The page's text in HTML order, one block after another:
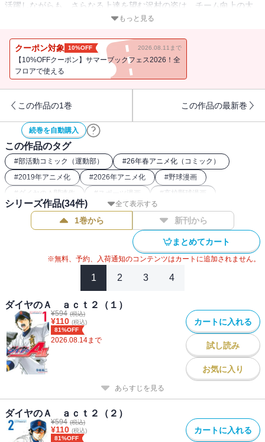
活躍しながらも、さらなる上達を望む沢村の姿は、チーム向上の大
きな原動力となっていた。一方、越えられない己の壁と向き合い、
もっと見る
クーポン対象 10%OFF 2026.08.11まで
【10%OFFクーポン】サマーブックフェス2026！全
フロアで使える
この作品の1巻 この作品の最新巻
続巻を自動購入
この作品のタグ
#部活動コミック（運動部） #26年春アニメ化（コミック）
#2019年アニメ化 #2026年アニメ化 #野球漫画
# ダイヤのＡ関連作 # スポーツ漫画 # 高校野球漫画
全て表示する
シリーズ作品(34件)
1巻から 新刊から
まとめてカート
※無料、予約、入荷通知のコンテンツはカートに追加されません。
1 2 3 4
ダイヤのＡ ａｃｔ２（１）
¥594 (税込)
¥110 (税込)
81%OFF
2026.08.14まで
カートに入れる
試し読み
お気に入り
あらすじを見る
ダイヤのＡ ａｃｔ２（２）
¥594 (税込)
¥110 (税込)
81%OFF
カートに入れる